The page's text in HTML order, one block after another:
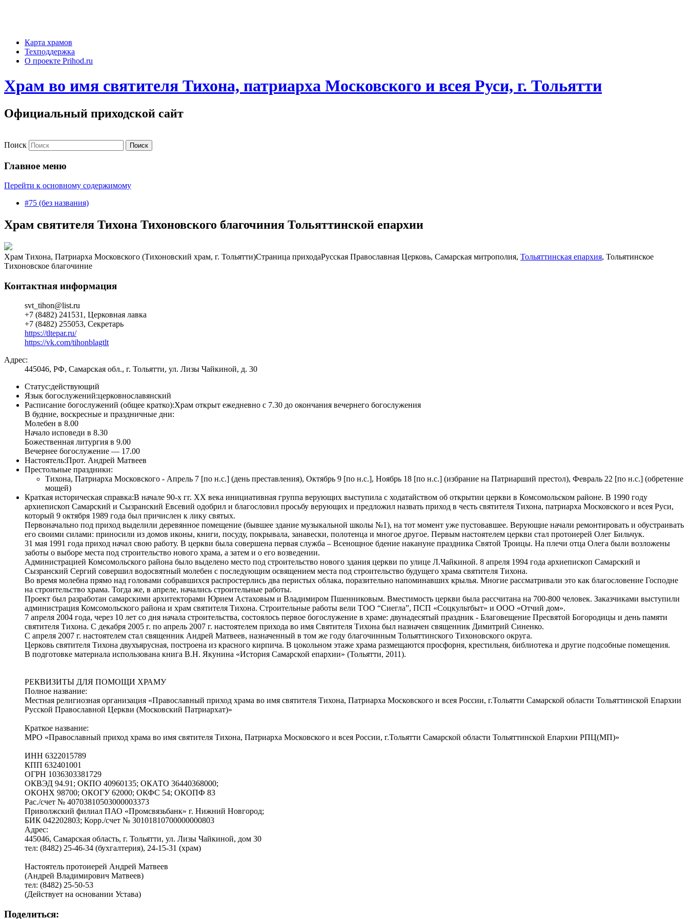
Карта храмов
Техподдержка
О проекте Prihod.ru
Храм во имя святителя Тихона, патриарха Московского и всея Руси, г. Тольятти
Официальный приходской сайт
Поиск
Главное меню
Перейти к основному содержимому
#75 (без названия)
Храм святителя Тихона Тихоновского благочиния Тольяттинской епархии
Храм Тихона, Патриарха Московского (Тихоновский храм, г. Тольятти)Страница приходаРусская Православная Церковь, Самарская митрополия, Тольяттинская епархия, Тольятинское
Тихоновское благочиние
Контактная информация
svt_tihon@list.ru
+7 (8482) 241531, Церковная лавка
+7 (8482) 255053, Секретарь
https://tltepar.ru/
https://vk.com/tihonblagtlt
Адрес:
445046, РФ, Самарская обл., г. Тольятти, ул. Лизы Чайкиной, д. 30
Статус:действующий
Язык богослужений:церковнославянский
Расписание богослужений (общее кратко):Храм открыт ежедневно с 7.30 до окончания вечернего богослужения
В будние, воскресные и праздничные дни:
Молебен в 8.00
Начало исповеди в 8.30
Божественная литургия в 9.00
Вечернее богослужение — 17.00
Настоятель:Прот. Андрей Матвеев
Престольные праздники:
Тихона, Патриарха Московского - Апрель 7 [по н.с.] (день преставления), Октябрь 9 [по н.с.], Ноябрь 18 [по н.с.] (избрание на Патриарший престол), Февраль 22 [по н.с.] (обретение
мощей)
Краткая историческая справка:В начале 90-х гг. ХХ века инициативная группа верующих выступила с ходатайством об открытии церкви в Комсомольском районе. В 1990 году
архиепископ Самарский и Сызранский Евсевий одобрил и благословил просьбу верующих и предложил назвать приход в честь святителя Тихона, патриарха Московского и всея Руси,
который 9 октября 1989 года был причислен к лику святых.
Первоначально под приход выделили деревянное помещение (бывшее здание музыкальной школы №1), на тот момент уже пустовавшее. Верующие начали ремонтировать и обустраивать
его своими силами: приносили из домов иконы, книги, посуду, покрывала, занавески, полотенца и многое другое. Первым настоятелем церкви стал протоиерей Олег Бильчук.
31 мая 1991 года приход начал свою работу. В церкви была совершена первая служба – Всенощное бдение накануне праздника Святой Троицы. На плечи отца Олега были возложены
заботы о выборе места под строительство нового храма, а затем и о его возведении.
Администрацией Комсомольского района было выделено место под строительство нового здания церкви по улице Л.Чайкиной. 8 апреля 1994 года архиепископ Самарский и
Сызранский Сергий совершил водосвятный молебен с последующим освящением места под строительство будущего храма святителя Тихона.
Во время молебна прямо над головами собравшихся распростерлись два перистых облака, поразительно напоминавших крылья. Многие рассматривали это как благословение Господне
на строительство храма. Тогда же, в апреле, начались строительные работы.
Проект был разработан самарскими архитекторами Юрием Астаховым и Владимиром Пшенниковым. Вместимость церкви была рассчитана на 700-800 человек. Заказчиками выступили
администрация Комсомольского района и храм святителя Тихона. Строительные работы вели ТОО “Сиегла”, ПСП «Соцкультбыт» и ООО «Отчий дом».
7 апреля 2004 года, через 10 лет со дня начала строительства, состоялось первое богослужение в храме: двунадесятый праздник - Благовещение Пресвятой Богородицы и день памяти
святителя Тихона. С декабря 2005 г. по апрель 2007 г. настоятелем прихода во имя Святителя Тихона был назначен священник Димитрий Синенко.
С апреля 2007 г. настоятелем стал священник Андрей Матвеев, назначенный в том же году благочинным Тольяттинского Тихоновского округа.
Церковь святителя Тихона двухъярусная, построена из красного кирпича. В цокольном этаже храма размещаются просфорня, крестильня, библиотека и другие подсобные помещения.
В подготовке материала использована книга В.Н. Якунина «История Самарской епархии» (Тольятти, 2011).
РЕКВИЗИТЫ ДЛЯ ПОМОЩИ ХРАМУ
Полное название:
Местная религиозная организация «Православный приход храма во имя святителя Тихона, Патриарха Московского и всея России, г.Тольятти Самарской области Тольяттинской Епархии
Русской Православной Церкви (Московский Патриархат)»
Краткое название:
МРО «Православный приход храма во имя святителя Тихона, Патриарха Московского и всея России, г.Тольятти Самарской области Тольяттинской Епархии РПЦ(МП)»
ИНН 6322015789
КПП 632401001
ОГРН 1036303381729
ОКВЭД 94.91; ОКПО 40960135; ОКАТО 36440368000;
ОКОНХ 98700; ОКОГУ 62000; ОКФС 54; ОКОПФ 83
Рас./счет № 40703810503000003373
Приволжский филиал ПАО «Промсвязьбанк» г. Нижний Новгород;
БИК 042202803; Корр./счет № 30101810700000000803
Адрес:
445046, Самарская область, г. Тольятти, ул. Лизы Чайкиной, дом 30
тел: (8482) 25-46-34 (бухгалтерия), 24-15-31 (храм)
Настоятель протоиерей Андрей Матвеев
(Андрей Владимирович Матвеев)
тел: (8482) 25-50-53
(Действует на основании Устава)
Поделиться: